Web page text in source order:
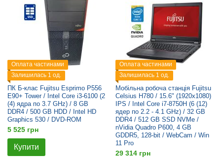
Оплата частинами
Залишилась 1 од.
ПК Б-клас Fujitsu Esprimo P556
E90+ Tower / Intel Core i3-6100 (2
(4) ядра по 3.7 GHz) / 8 GB
DDR4 / 500 GB HDD / Intel HD
Graphics 530 / DVD-ROM
5 525 грн
Купити
Оплата частинами
Залишилась 1 од.
Мобільна робоча станція Fujitsu
Celsius H780 / 15.6" (1920x1080)
IPS / Intel Core i7-8750H (6 (12)
ядер по 2.2 - 4.1 GHz) / 32 GB
DDR4 / 512 GB SSD NVMe /
nVidia Quadro P600, 4 GB
GDDR5, 128-bit / WebCam / Win
11 Pro
29 314 грн